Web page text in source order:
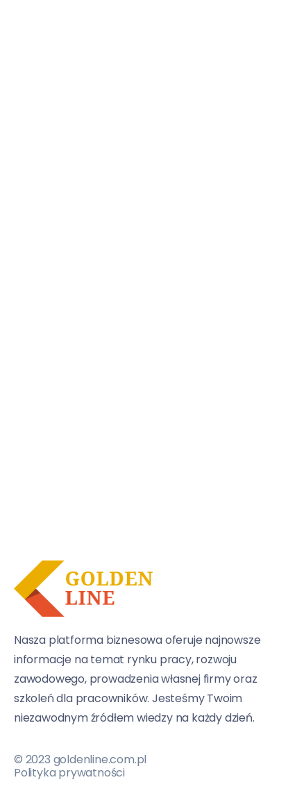
Nasza platforma biznesowa oferuje najnowsze
informacje na temat rynku pracy, rozwoju
zawodowego, prowadzenia własnej firmy oraz
szkoleń dla pracowników. Jesteśmy Twoim
niezawodnym źródłem wiedzy na każdy dzień.
© 2023 goldenline.com.pl
Polityka prywatności